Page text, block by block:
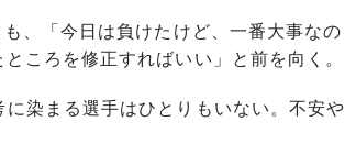
、「今日は負けたけど、一番大事なの
ころを修正すればいい」と前を向く。
染まる選手はひとりもいない。不安や